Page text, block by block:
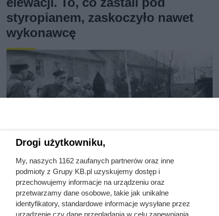
styropianem, zaskoczyło nawet
wykonawcę
Ostatnie godziny komendanta
Drogi użytkowniku,
My, naszych 1162 zaufanych partnerów oraz inne
podmioty z Grupy KB.pl uzyskujemy dostęp i
przechowujemy informacje na urządzeniu oraz
przetwarzamy dane osobowe, takie jak unikalne
identyfikatory, standardowe informacje wysyłane przez
urządzenie czy dane przeglądania w celu zapewniania